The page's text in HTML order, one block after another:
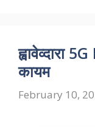
ह्वावेव्दारा
कायम
February 10,